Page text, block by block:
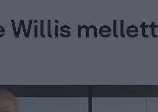
Willis mellett